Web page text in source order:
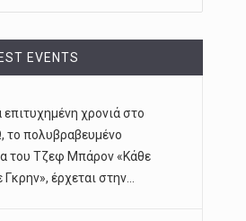
EVENTS
χρονιά στο
το πολυβραβευμένο
του Τζεφ Μπάρον «Κάθε
Γκρην», έρχεται στην...